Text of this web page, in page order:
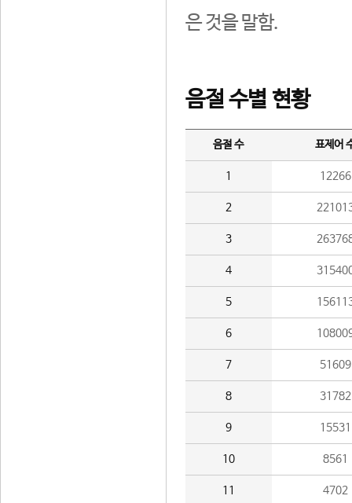
은 것을 말함.
음절 수별 현황
음절 수 표제어
1 12266
2
3
4
5
6
7 51609
8 31782
9 15531
10 8561
11 4702